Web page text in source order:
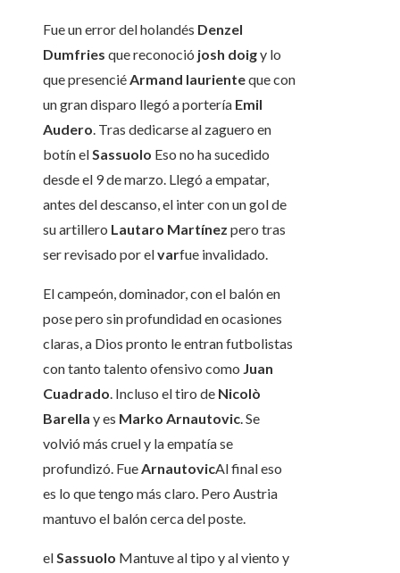
Fue un error del holandés Denzel
Dumfries que reconoció josh doigy lo
que presenciéArmand laurienteque con
un gran disparo llegó a portería Emil
Audero. Tras dedicarse al zaguero en
botín elSassuolo Eso no ha sucedido
desde el 9 de marzo. Llegó a empatar,
antes del descanso, el inter con un gol de
su artillero Lautaro Martínez pero tras
ser revisado por elvarfue invalidado.
El campeón, dominador, con el balón en
pose pero sin profundidad en ocasiones
claras, a Dios pronto le entran futbolistas
con tanto talento ofensivo como Juan
Cuadrado. Incluso el tiro de Nicolò
Barella y es Marko Arnautovic. Se
volvió más cruel y la empatía se
profundizó. FueArnautovicAl final eso
es lo que tengo más claro. Pero Austria
mantuvo el balón cerca del poste.
elSassuolo Mantuve al tipo y al viento y